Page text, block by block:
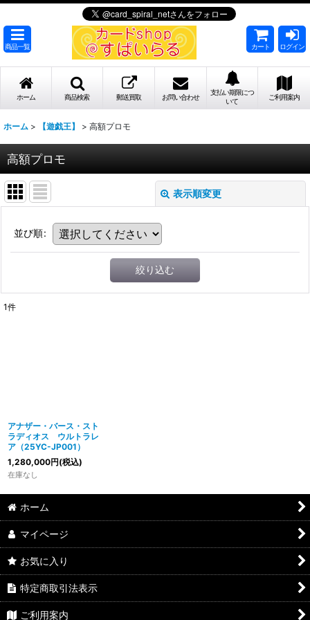
商品一覧 カート ログイン
ホーム 商品検索 郵送買取 お問い合わせ
支払い期限につ
いて
ご利用案内
ホーム > 【遊戯王】 > 高額プロモ
高額プロモ
表示順変更
並び順:
絞り込む
1件
アナザー・バース・スト
ラディオス ウルトラレ
ア（25YC-JP001）
1,280,000円(税込)
在庫なし
ホーム
マイページ
お気に入り
特定商取引法表示
ご利用案内